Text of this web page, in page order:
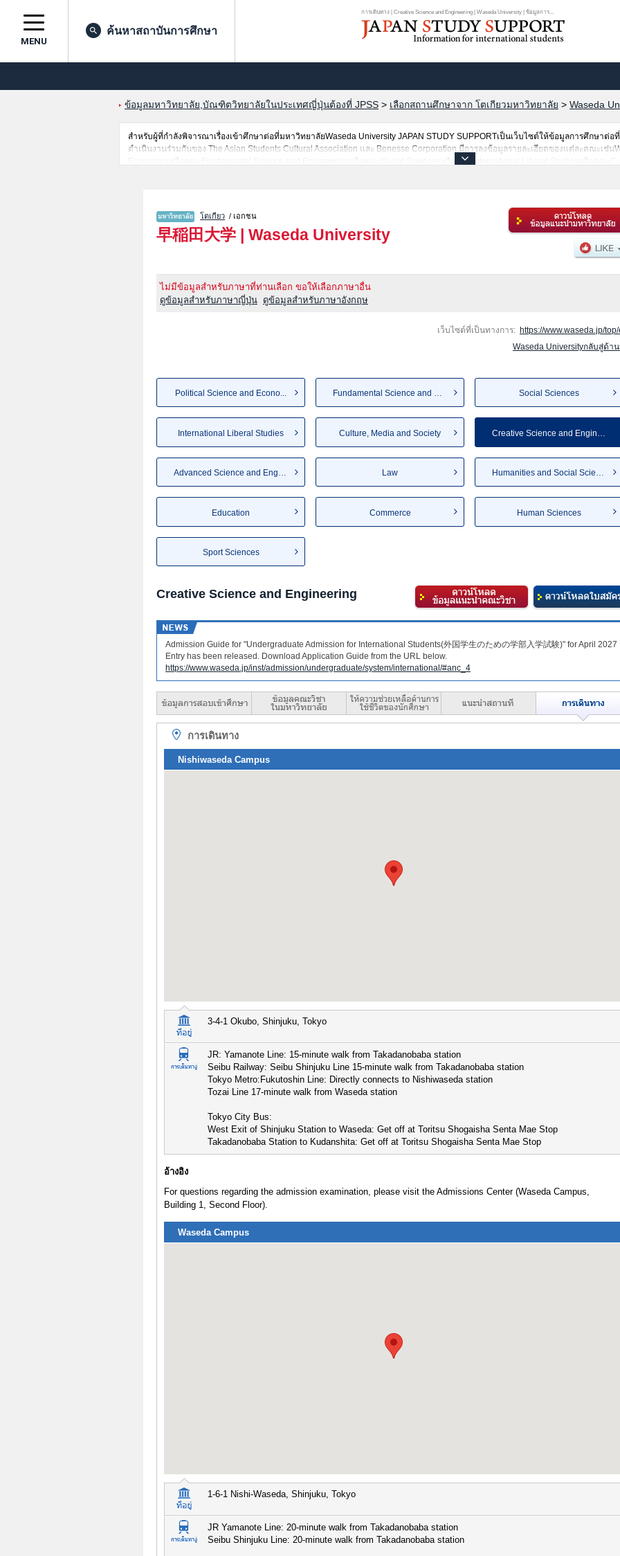
การเดินทาง | Creative Science and Engineering | Waseda University | ข้อมูลการ...
MENU
ค้นหาสถาบันการศึกษา
ข้อมูลมหาวิทยาลัย,บัณฑิตวิทยาลัยในประเทศญี่ปุ่นต้องที่ JPSS > เลือกสถานศึกษาจาก โตเกียวมหาวิทยาลัย > Waseda
สำหรับผู้ที่กำลังพิจารณาเรื่องเข้าศึกษาต่อที่มหาวิทยาลัยWaseda University JAPAN STUDY SUPPORTเป็นเว็บไซต์ให้ข้อมูลการศึกษา
ดำเนินงานร่วมกันของ The Asian Students Cultural Association และ Benesse Corporation มีการลงข้อมูลรายละเอียดของแต่ละคณะเช่
EconomicsหรือคณะFundamental Science and EngineeringหรือคณะSocial SciencesหรือคณะInternational Liberal Studiesหรือคณะ
โตเกียว / เอกชน
早稲田大学 | Waseda University
ไม่มีข้อมูลสำหรับภาษาที่ท่านเลือก ขอให้เลือกภาษาอื่น
ดูข้อมูลสำหรับภาษาญี่ปุ่น ดูข้อมูลสำหรับภาษาอังกฤษ
เว็บไซต์ที่เป็นทางการ: https://www.waseda.jp/
Waseda Universityกลับสู่ด้า
Political Science and Econo... Fundamental Science and Eng... Social Sciences
International Liberal Studies Culture, Media and Society
Advanced Science and Engine... Law Humanities and Social Sciences
Education Commerce Human Sciences
Sport Sciences
Creative Science and Engineering
Admission Guide for "Undergraduate Admission for International Students(外国学生のための学部入学試験)" for April 2027
Entry has been released. Download Application Guide from the URL below.
https://www.waseda.jp/inst/admission/undergraduate/system/international/#anc_4
การเดินทาง
Nishiwaseda Campus
3-4-1 Okubo, Shinjuku, Tokyo
JR: Yamanote Line: 15-minute walk from Takadanobaba station
Seibu Railway: Seibu Shinjuku Line 15-minute walk from Takadanobaba station
Tokyo Metro:Fukutoshin Line: Directly connects to Nishiwaseda station
Tozai Line 17-minute walk from Waseda station
Tokyo City Bus:
West Exit of Shinjuku Station to Waseda: Get off at Toritsu Shogaisha Senta Mae Stop
Takadanobaba Station to Kudanshita: Get off at Toritsu Shogaisha Senta Mae Stop
อ้างอิง
For questions regarding the admission examination, please visit the Admissions Center (Waseda Campus,
Building 1, Second Floor).
Waseda Campus
1-6-1 Nishi-Waseda, Shinjuku, Tokyo
JR Yamanote Line: 20-minute walk from Takadanobaba station
Seibu Shinjuku Line: 20-minute walk from Takadanobaba station